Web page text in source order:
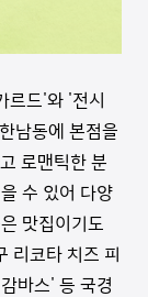
르드'와 '전시
남동에 본점을
로맨틱한 분
수 있어 다양
맛집이기도
리코타 치즈 피
바스' 등 국경